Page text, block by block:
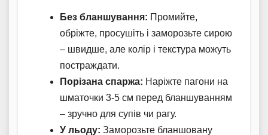
Без бланшування: Промийте,
обріжте, просушіть і заморозьте сирою
– швидше, але колір і текстура можуть
постраждати.
Порізана спаржа: Наріжте пагони на
шматочки 3-5 см перед бланшуванням
– зручно для супів чи рагу.
У льоду: Заморозьте бланшовану